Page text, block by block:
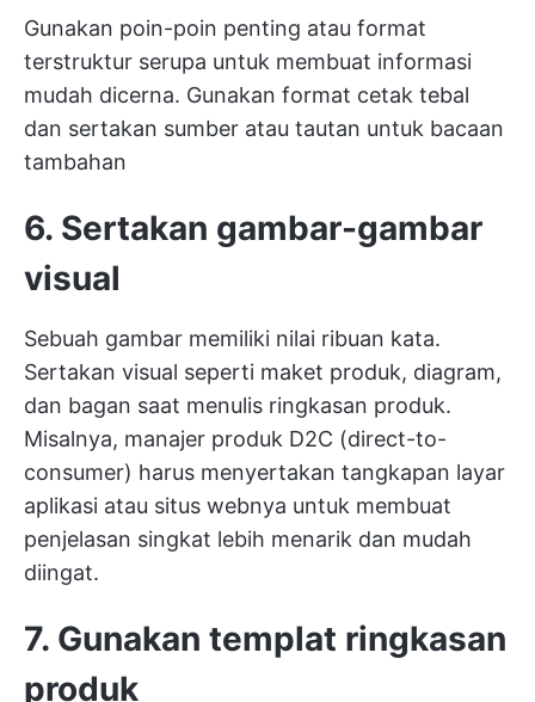
Gunakan poin-poin penting atau format
terstruktur serupa untuk membuat informasi
mudah dicerna. Gunakan format cetak tebal
dan sertakan sumber atau tautan untuk bacaan
tambahan
6. Sertakan gambar-gambar
visual
Sebuah gambar memiliki nilai ribuan kata.
Sertakan visual seperti maket produk, diagram,
dan bagan saat menulis ringkasan produk.
Misalnya, manajer produk D2C (direct-to-
consumer) harus menyertakan tangkapan layar
aplikasi atau situs webnya untuk membuat
penjelasan singkat lebih menarik dan mudah
diingat.
7. Gunakan templat ringkasan
produk